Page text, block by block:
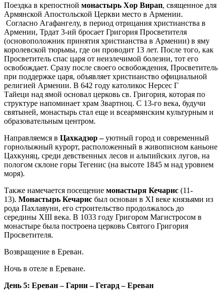
Поездка в крепостной монастырь Хор Вирап, священное для
Армянской Апостольской Церкви место в Армении.
Согласно Агафангелу, в период отрицания христианства в
Армении, Трдат 3-ий бросает Григория Просветителя
(основоположник принятия христианства в Армении) в яму
королевской тюрьмы, где он проводит 13 лет. После того, как
Просветитель спас царя от неизлечимой болезни, тот его
освобождает. Сразу после своего освобождения, Просветитель
при поддержке царя, объявляет христианство официальной
религией Армении. В 642 году католикос Нерсес Г
Тайеци над ямой основал церковь св. Григория, которая по
структуре напоминает храм Звартноц. С 13-го века, будучи
святыней, монастырь стал еще и всеармянским культурным и
образовательным центром.
Направляемся в Цахкадзор –уютный город и современный
горнолыжный курорт, расположенный в живописном каньоне
Цахкуняц, среди девственных лесов и альпийских лугов, на
пологом склоне горы Тегенис (на высоте 1845 м над уровнем
моря).
Также намечается посещение монастыря Кечарис (11-
13). Монастырь Кечарис был основан в XI веке князьями из
рода Пахлавуни, его строительство продолжалось до
середины XIII века. В 1033 году Григором Магистросом в
монастыре была построена церковь Святого Григория
Просветителя.
Возвращение в Ереван.
Ночь в отеле в Ереване.
День 5: Ереван – Гарни – Гегард – Ереван